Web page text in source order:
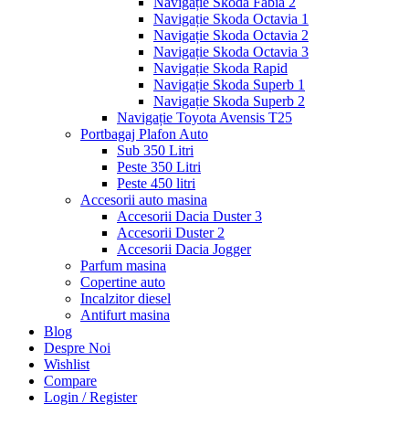
Navigație Skoda Octavia 1
Navigație Skoda Octavia 2
Navigație Skoda Octavia 3
Navigație Skoda Rapid
Navigație Skoda Superb 1
Navigație Skoda Superb 2
Navigație Toyota Avensis T25
Portbagaj Plafon Auto
Sub 350 Litri
Peste 350 Litri
Peste 450 litri
Accesorii auto masina
Accesorii Dacia Duster 3
Accesorii Duster 2
Accesorii Dacia Jogger
Parfum masina
Copertine auto
Incalzitor diesel
Antifurt masina
Blog
Despre Noi
Wishlist
Compare
Login / Register